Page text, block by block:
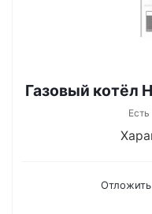
Газовый котёл
Отложить